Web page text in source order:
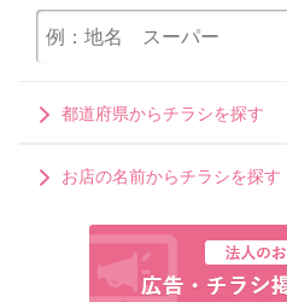
都道府県からチラシを探す
お店の名前からチラシを探す